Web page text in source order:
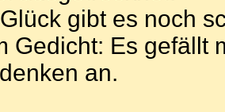
gibt es noch
Gedicht: Es gefällt
an.